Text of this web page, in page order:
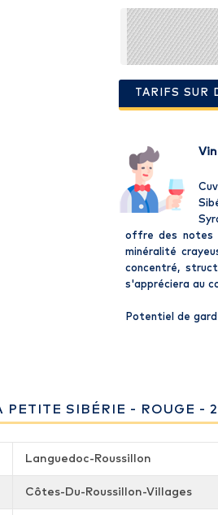
TARIFS SUR
offre des notes
minéralité
concentré,
s'appréciera au
Potentiel de
SIBÉRIE - ROUGE -
Languedoc-Roussillon
Côtes-Du-Roussillon-Villages